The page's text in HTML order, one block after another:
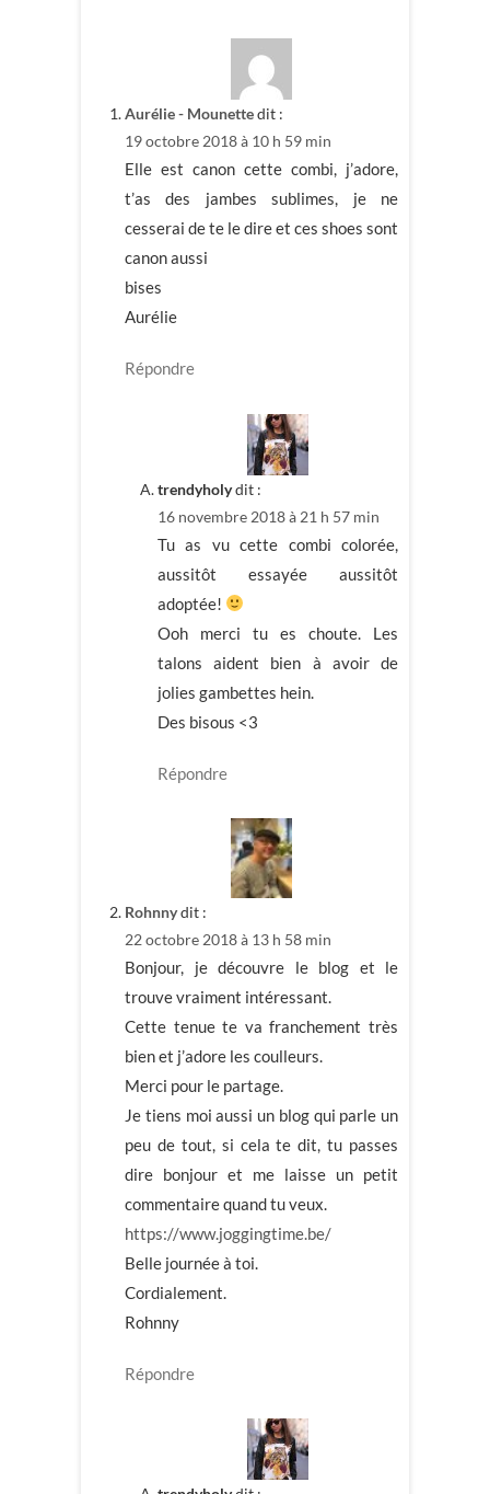
Aurélie - Mounettedit :
19 octobre 2018 à 10 h 59 min
Elle est canon cette combi, j’adore,
t’as des jambes sublimes, je ne
cesserai de te le dire et ces shoes sont
canon aussi
bises
Aurélie
Répondre
trendyholydit :
16 novembre 2018 à 21 h 57 min
Tu as vu cette combi colorée,
aussitôt essayée aussitôt
adoptée!
Ooh merci tu es choute. Les
talons aident bien à avoir de
jolies gambettes hein.
Des bisous <3
Répondre
Rohnnydit :
22 octobre 2018 à 13 h 58 min
Bonjour, je découvre le blog et le
trouve vraiment intéressant.
Cette tenue te va franchement très
bien et j’adore les coulleurs.
Merci pour le partage.
Je tiens moi aussi un blog qui parle un
peu de tout, si cela te dit, tu passes
dire bonjour et me laisse un petit
commentaire quand tu veux.
https://www.joggingtime.be/
Belle journée à toi.
Cordialement.
Rohnny
Répondre